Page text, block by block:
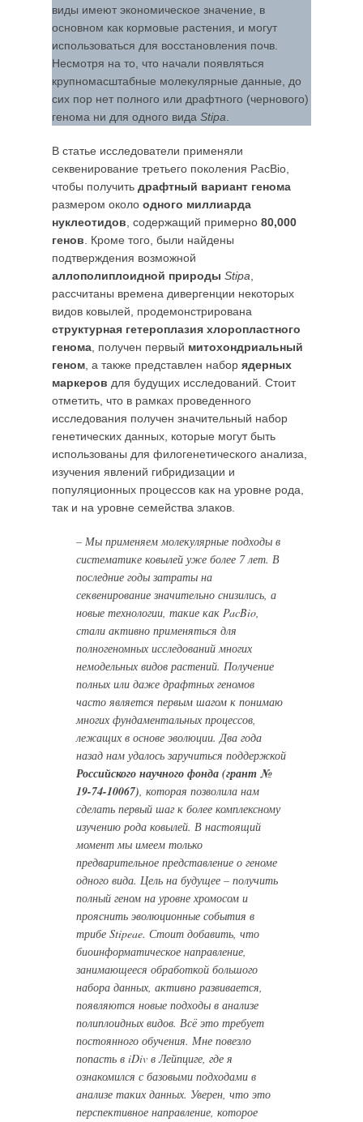
виды имеют экономическое значение, в
основном как кормовые растения, и могут
использоваться для восстановления почв.
Несмотря на то, что начали появляться
крупномасштабные молекулярные данные, до
сих пор нет полного или драфтного (чернового)
генома ни для одного вида Stipa.
В статье исследователи применяли
секвенирование третьего поколения PacBio,
чтобы получить драфтный вариант генома
размером около одного миллиарда
нуклеотидов, содержащий примерно 80,000
генов. Кроме того, были найдены
подтверждения возможной
аллополиплоидной природы Stipa,
рассчитаны времена дивергенции некоторых
видов ковылей, продемонстрирована
структурная гетероплазия хлоропластного
генома, получен первый митохондриальный
геном, а также представлен набор ядерных
маркеров для будущих исследований. Стоит
отметить, что в рамках проведенного
исследования получен значительный набор
генетических данных, которые могут быть
использованы для филогенетического анализа,
изучения явлений гибридизации и
популяционных процессов как на уровне рода,
так и на уровне семейства злаков.
– Мы применяем молекулярные подходы в
систематике ковылей уже более 7 лет. В
последние годы затраты на
секвенирование значительно снизились, а
новые технологии, такие как PacBio,
стали активно применяться для
полногеномных исследований многих
немодельных видов растений. Получение
полных или даже драфтных геномов
часто является первым шагом к понимаю
многих фундаментальных процессов,
лежащих в основе эволюции. Два года
назад нам удалось заручиться поддержкой
Российского научного фонда (грант №
19-74-10067), которая позволила нам
сделать первый шаг к более комплексному
изучению рода ковылей. В настоящий
момент мы имеем только
предварительное представление о геноме
одного вида. Цель на будущее – получить
полный геном на уровне хромосом и
прояснить эволюционные события в
трибе Stipeae. Стоит добавить, что
биоинформатическое направление,
занимающееся обработкой большого
набора данных, активно развивается,
появляются новые подходы в анализе
полиплоидных видов. Всё это требует
постоянного обучения. Мне повезло
попасть в iDiv в Лейпциге, где я
ознакомился с базовыми подходами в
анализе таких данных. Уверен, что это
перспективное направление, которое